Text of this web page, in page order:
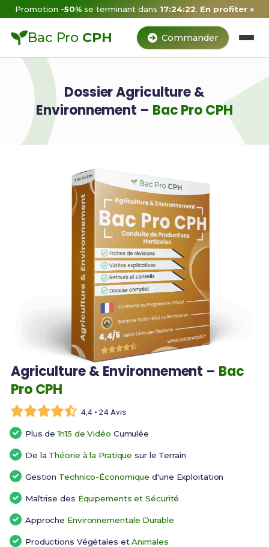
Promotion -50% se terminant dans 17:24:22. En profiter »
Bac Pro CPH Commander
Dossier Agriculture &
Environnement – Bac Pro CPH
Agriculture & Environnement – Bac
Pro CPH
4,4 • 24 Avis
Plus de1h15 de Vidéo Cumulée
De la Théorie à la Pratique sur le Terrain
Gestion Technico-Économique d'une Exploitation
Maîtrise des Équipements et Sécurité
Approche Environnementale Durable
Productions Végétales etAnimales